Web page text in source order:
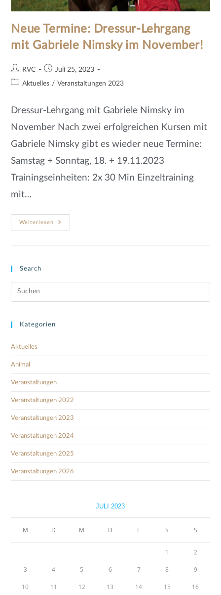
Neue Termine: Dressur-Lehrgang
mit Gabriele Nimsky im November!
RVC
Juli 25, 2023
Aktuelles / Veranstaltungen 2023
Dressur-Lehrgang mit Gabriele Nimsky im
November Nach zwei erfolgreichen Kursen mit
Gabriele Nimsky gibt es wieder neue Termine:
Samstag + Sonntag, 18. + 19.11.2023
Trainingseinheiten: 2x 30 Min Einzeltraining
mit…
Weiterlesen
Search
Kategorien
Aktuelles
Animal
Veranstaltungen
Veranstaltungen 2022
Veranstaltungen 2023
Veranstaltungen 2024
Veranstaltungen 2025
Veranstaltungen 2026
JULI 2023
M D M D F S S
1 2
3 4 5 6 7 8 9
10 11 12 13 14 15 16